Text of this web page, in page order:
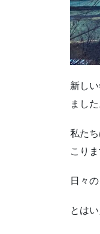
新し
ました
私た
こりま
日々
とは